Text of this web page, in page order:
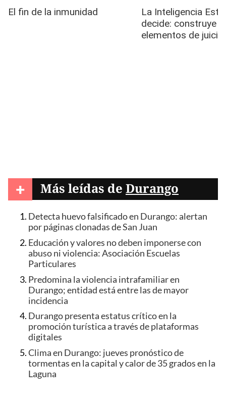
+ Más leídas de Durango
Detecta huevo falsificado en Durango: alertan
por páginas clonadas de San Juan
Educación y valores no deben imponerse con
abuso ni violencia: Asociación Escuelas
Particulares
Predomina la violencia intrafamiliar en
Durango; entidad está entre las de mayor
incidencia
Durango presenta estatus crítico en la
promoción turística a través de plataformas
digitales
Clima en Durango: jueves pronóstico de
tormentas en la capital y calor de 35 grados en la
Laguna